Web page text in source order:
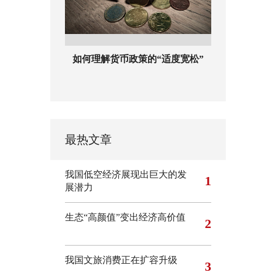
如何理解货币政策的“适度宽松”
最热文章
我国低空经济展现出巨大的发
展潜力
1
生态“高颜值”变出经济高价值 2
我国文旅消费正在扩容升级 3